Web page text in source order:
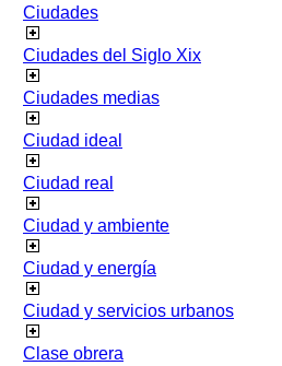
Ciudades
Ciudades del Siglo Xix
Ciudades medias
Ciudad ideal
Ciudad real
Ciudad y ambiente
Ciudad y energía
Ciudad y servicios urbanos
Clase obrera